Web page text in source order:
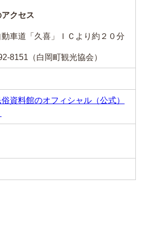
クセス
車道「久喜」ＩＣより約２０分
8151（白岡町観光協会）
資料館のオフィシャル（公式）